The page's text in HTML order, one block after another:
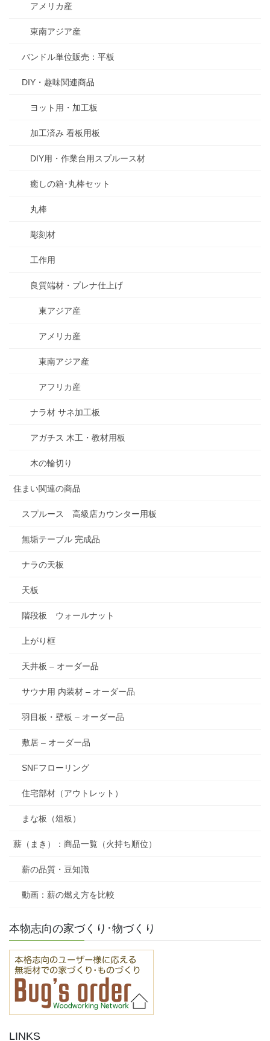
アメリカ産
東南アジア産
バンドル単位販売：平板
DIY・趣味関連商品
ヨット用・加工板
加工済み 看板用板
DIY用・作業台用スプルース材
癒しの箱･丸棒セット
丸棒
彫刻材
工作用
良質端材・プレナ仕上げ
東アジア産
アメリカ産
東南アジア産
アフリカ産
ナラ材 サネ加工板
アガチス 木工・教材用板
木の輪切り
住まい関連の商品
スプルース 高級店カウンター用板
無垢テーブル 完成品
ナラの天板
天板
階段板 ウォールナット
上がり框
天井板 – オーダー品
サウナ用 内装材 – オーダー品
羽目板・壁板 – オーダー品
敷居 – オーダー品
SNFフローリング
住宅部材（アウトレット）
まな板（俎板）
薪（まき）：商品一覧（火持ち順位）
薪の品質・豆知識
動画：薪の燃え方を比較
本物志向の家づくり･物づくり
LINKS